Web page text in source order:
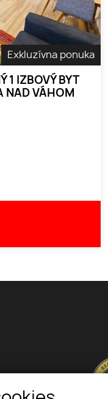
Exkluzívna ponuka
IZBOVÝ BYT
NAD VÁHOM